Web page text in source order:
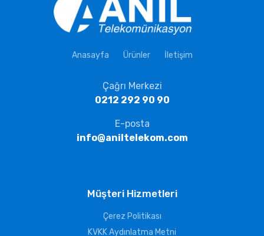
Anasayfa Ürünler İletişim
Çağrı Merkezi
0212 292 90 90
E-posta
info@aniltelekom.com
Müşteri Hizmetleri
Çerez Politikası
KVKK Aydınlatma Metni